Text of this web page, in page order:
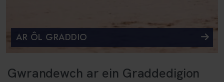
AR ÔL GRADDIO
Gwrandewch ar ein Graddedigion